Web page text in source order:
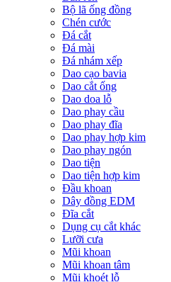
Bộ lã ống đồng
Chén cước
Đá cắt
Đá mài
Đá nhám xếp
Dao cạo bavia
Dao cắt ống
Dao doa lỗ
Dao phay cầu
Dao phay đĩa
Dao phay hợp kim
Dao phay ngón
Dao tiện
Dao tiện hợp kim
Đầu khoan
Dây đồng EDM
Đĩa cắt
Dụng cụ cắt khác
Lưỡi cưa
Mũi khoan
Mũi khoan tâm
Mũi khoét lỗ